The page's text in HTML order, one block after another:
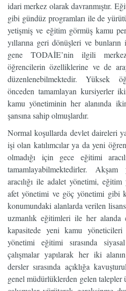
idari merkez olarak davranmıştır.
gibi gündüz programları ile de
yetişmiş ve eğitim görmüş kamu
yıllarına geri dönüşleri ve
gene TODAİE’nin ilgili
öğrencilerin özelliklerine ve de
düzenlenebilmektedir. Yüksek
önceden tamamlayan kursiyerler
kamu yönetiminin her alanında
şansına sahip olmuşlardır.
Normal koşullarda devlet daireleri
işi olan katılımcılar ya da yeni
olmadığı için gece eğitimi
tamamlayabilmektedirler.
aracılığı ile adalet yönetimi,
afet yönetimi ve göç yönetimi gibi
konumundaki alanlarda verilen
uzmanlık eğitimleri ile her alanda
kapasitede yeni kamu
yönetimi eğitimi sırasında
çalışmalar yapılarak her iki
dersler sırasında açıklığa
genel müdürlüklerden gelen